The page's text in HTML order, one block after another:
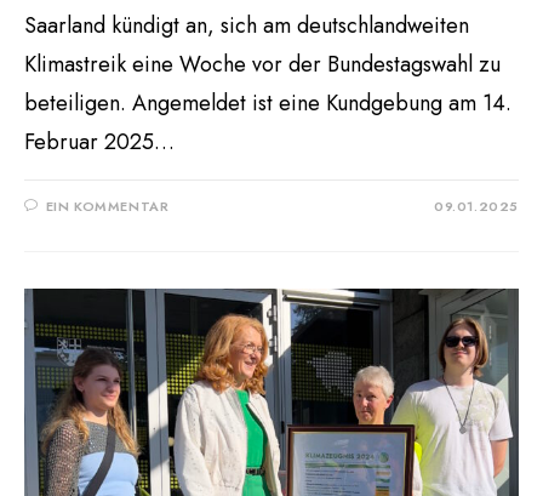
Saarland kündigt an, sich am deutschlandweiten
Klimastreik eine Woche vor der Bundestagswahl zu
beteiligen. Angemeldet ist eine Kundgebung am 14.
Februar 2025…
EIN KOMMENTAR 09.01.2025